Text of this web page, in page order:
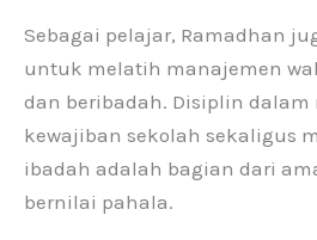
Sebagai pelajar, Ramadhan
untuk melatih manajemen
dan beribadah. Disiplin
kewajiban sekolah sekaligus
ibadah adalah bagian dari
bernilai pahala.